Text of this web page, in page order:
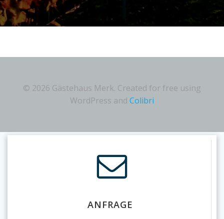
© 2026 Gästehaus Merk. Created for free using
WordPress and Colibri
ANFRAGE